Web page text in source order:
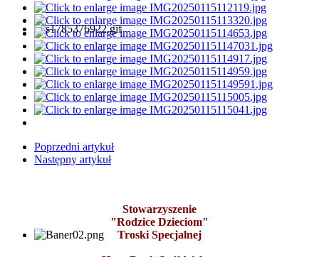
Poprzedni artykuł
Następny artykuł
Stowarzyszenie
"Rodzice Dzieciom"
Troski Specjalnej